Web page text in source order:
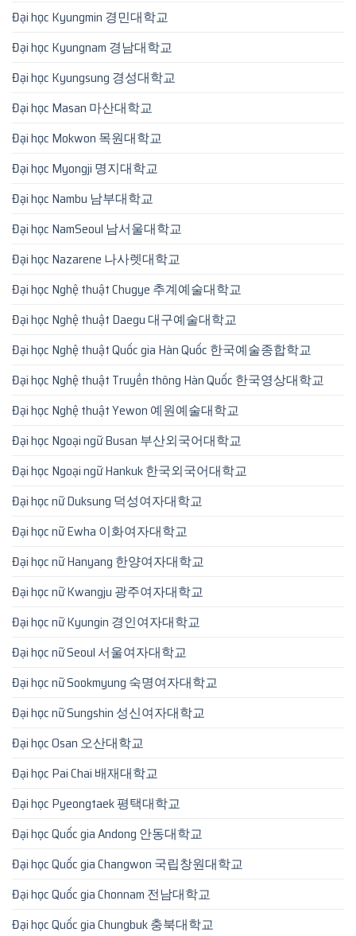
Đại học Kyungmin 경민대학교
Đại học Kyungnam 경남대학교
Đại học Kyungsung 경성대학교
Đại học Masan 마산대학교
Đại học Mokwon 목원대학교
Đại học Myongji 명지대학교
Đại học Nambu 남부대학교
Đại học NamSeoul 남서울대학교
Đại học Nazarene 나사렛대학교
Đại học Nghệ thuật Chugye 추계예술대학교
Đại học Nghệ thuật Daegu 대구예술대학교
Đại học Nghệ thuật Quốc gia Hàn Quốc 한국예술종합학교
Đại học Nghệ thuật Truyền thông Hàn Quốc 한국영상대학교
Đại học Nghệ thuật Yewon 예원예술대학교
Đại học Ngoại ngữ Busan 부산외국어대학교
Đại học Ngoại ngữ Hankuk 한국외국어대학교
Đại học nữ Duksung 덕성여자대학교
Đại học nữ Ewha 이화여자대학교
Đại học nữ Hanyang 한양여자대학교
Đại học nữ Kwangju 광주여자대학교
Đại học nữ Kyungin 경인여자대학교
Đại học nữ Seoul 서울여자대학교
Đại học nữ Sookmyung 숙명여자대학교
Đại học nữ Sungshin 성신여자대학교
Đại học Osan 오산대학교
Đại học Pai Chai 배재대학교
Đại học Pyeongtaek 평택대학교
Đại học Quốc gia Andong 안동대학교
Đại học Quốc gia Changwon 국립창원대학교
Đại học Quốc gia Chonnam 전남대학교
Đại học Quốc gia Chungbuk 충북대학교